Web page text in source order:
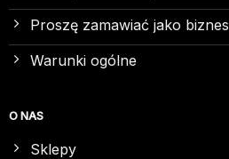
Proszę zamawiać jako biznes
Warunki ogólne
O NAS
Sklepy